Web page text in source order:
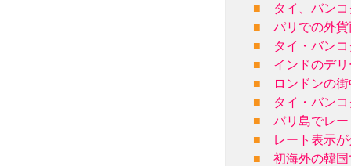
■
タイ、バン
■
パリでの外
■
タイ・バン
■
インドのデ
■
ロンドンの
■
タイ・バン
■
バリ島でレ
■
レート表示
■
初海外の韓